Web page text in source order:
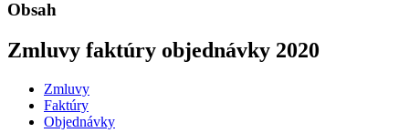
Obsah
Zmluvy faktúry objednávky 2020
Zmluvy
Faktúry
Objednávky